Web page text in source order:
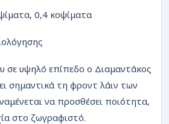
0,4 κοψίματα
σε υψηλό επίπεδο ο Διαμαντάκος
σημαντικά τη φροντ λάιν των
να προσθέσει ποιότητα,
στο ζωγραφιστό.